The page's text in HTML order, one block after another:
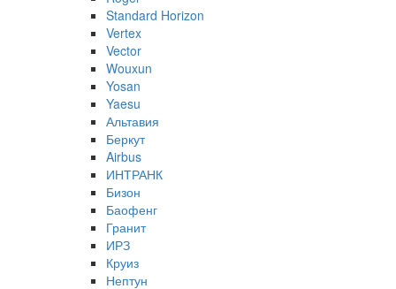
Standard Horizon
Vertex
Vector
Wouxun
Yosan
Yaesu
Альтавия
Беркут
Airbus
ИНТРАНК
Бизон
Баофенг
Гранит
ИРЗ
Круиз
Нептун